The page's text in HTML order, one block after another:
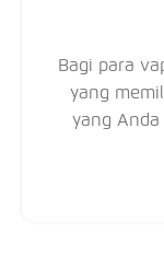
Bagi para
yang
yang Anda